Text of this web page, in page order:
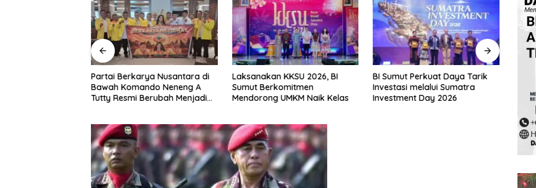
Partai Berkarya Nusantara di
Bawah Komando Neneng A
Tutty Resmi Berubah Menjadi
Laksanakan KKSU 2026, BI
Sumut Berkomitmen
Mendorong UMKM Naik Kelas
BI Sumut Perkuat Daya Tarik
Investasi melalui Sumatra
Investment Day 2026